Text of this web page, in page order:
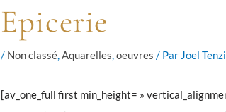
Epicerie
/ Non classé,Aquarelles,oeuvres / Par Joel
[av_one_full first min_height= »